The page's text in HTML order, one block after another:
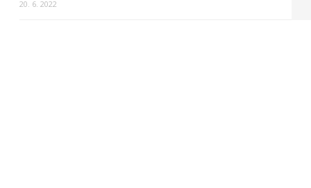
20. 6. 2022